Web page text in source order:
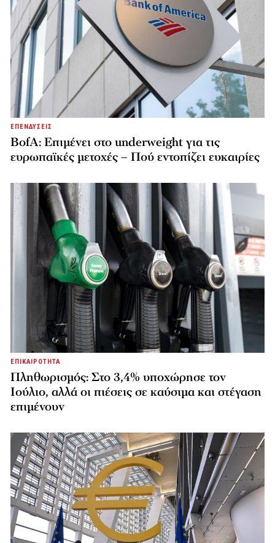
ΕΠΕΝΔΥΣΕΙΣ
BofA: Επιμένει στο underweight για τις
ευρωπαϊκές μετοχές – Πού εντοπίζει ευκαιρίες
ΕΠΙΚΑΙΡΟΤΗΤΑ
Πληθωρισμός: Στο 3,4% υποχώρησε τον
Ιούλιο, αλλά οι πιέσεις σε καύσιμα και στέγαση
επιμένουν